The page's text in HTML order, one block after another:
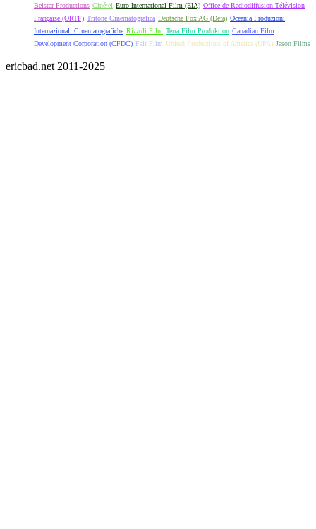
Belstar Productions Cinétel Euro International Film (EIA) Office de Radiodiffusion Télévision
Française (ORTF) Tritone Cinematografica Deutsche Fox AG (Defa) Oceania Produzioni
Internazionali Cinematografiche Rizzoli Film Terra Film Produktion Canadian Film
Development Corporation (CFDC) Fair Film United Productions of America (UPA) Jason Films
ericbad.net 2011-2025